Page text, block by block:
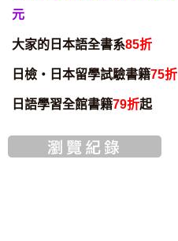
元
大家的日本語全書系85折
日檢・日本留學試驗書籍75折
日語學習全館書籍79折起